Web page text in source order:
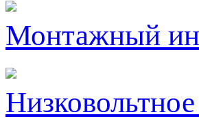
Монтажный